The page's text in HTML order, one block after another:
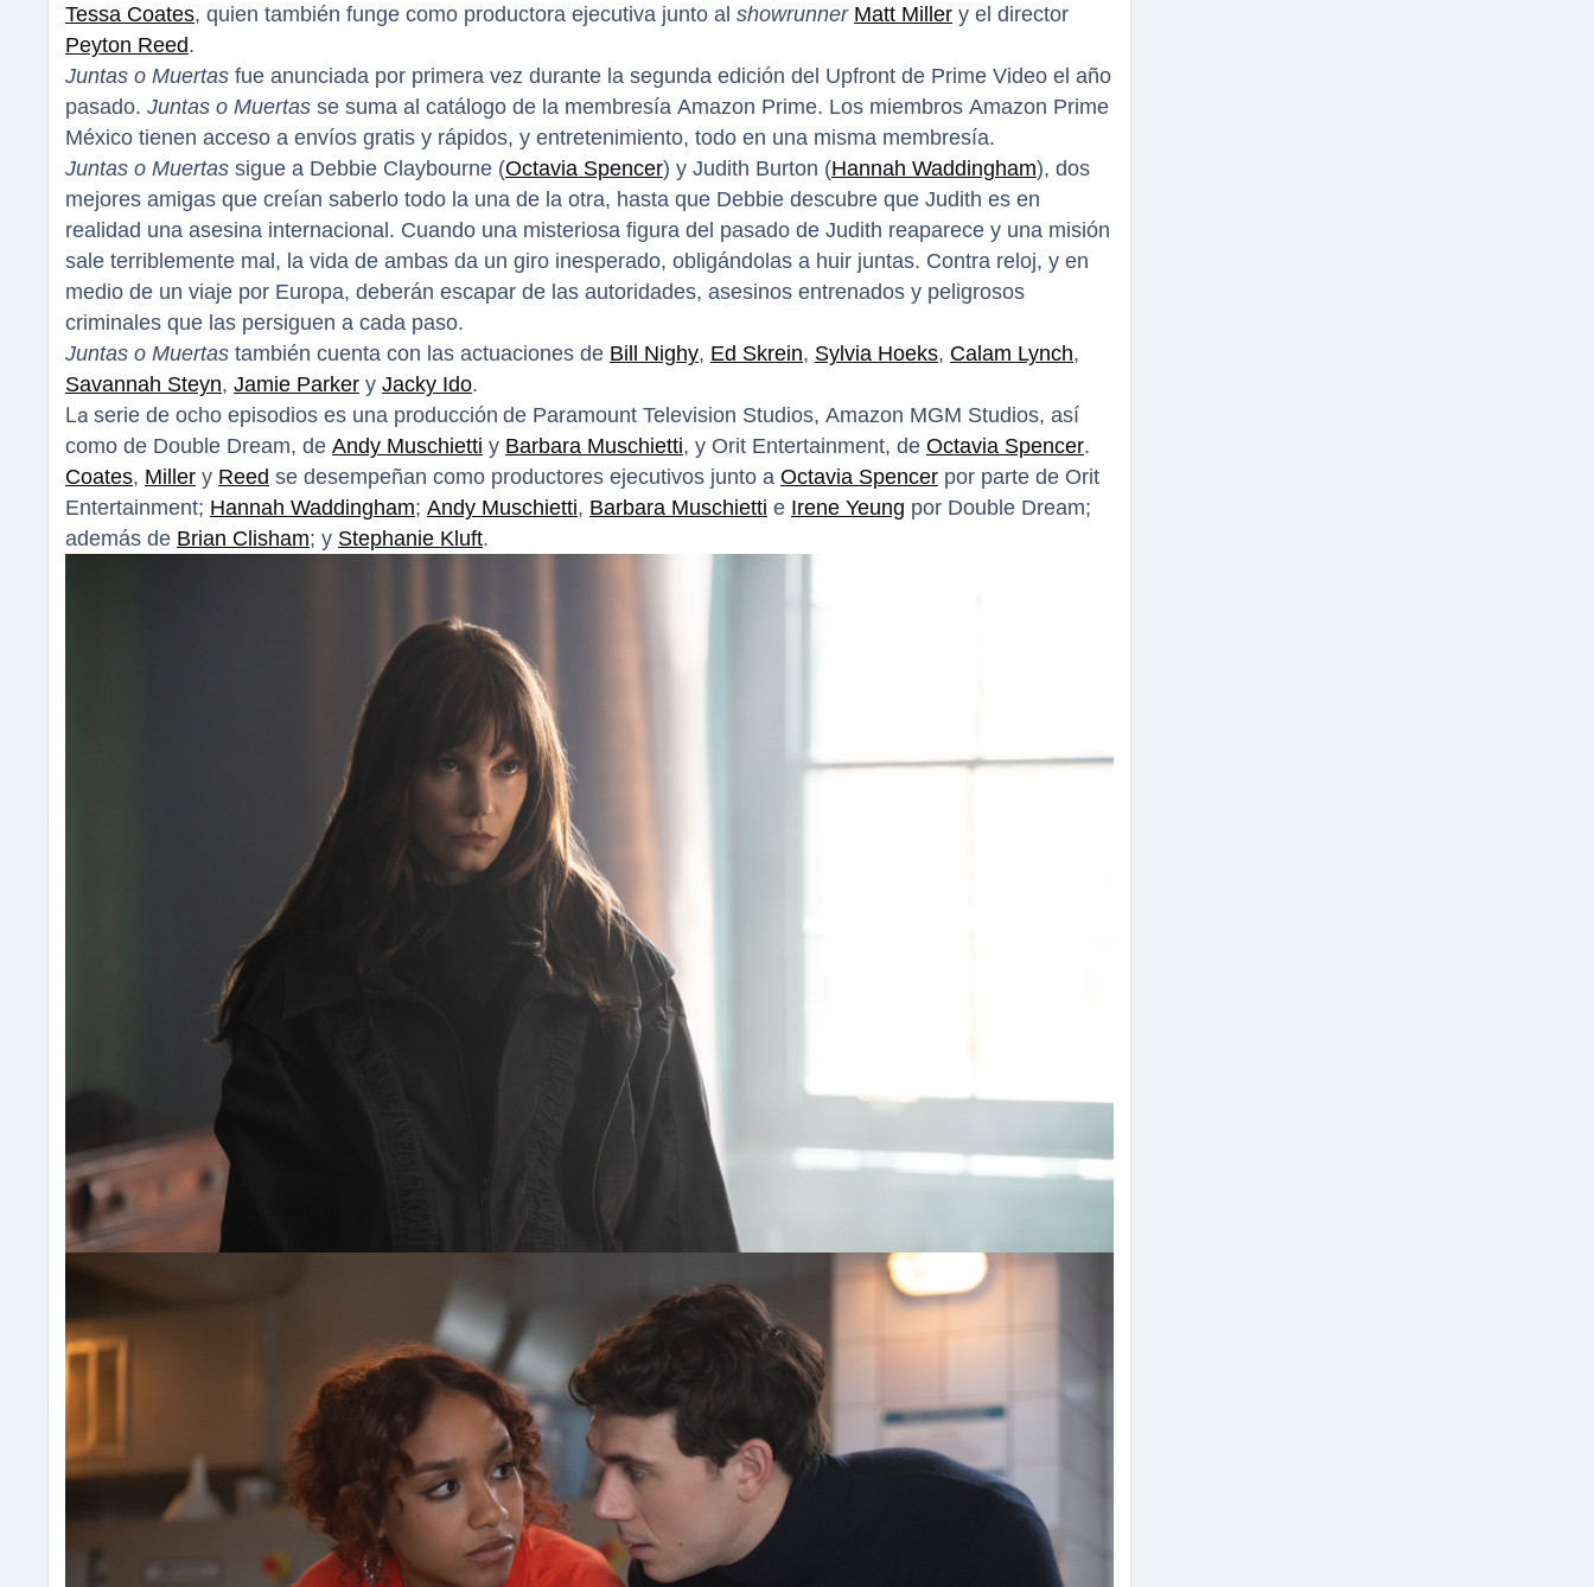
Tessa Coates, quien también funge como productora ejecutiva junto al showrunner Matt Miller y el director
Peyton Reed.
Juntas o Muertas fue anunciada por primera vez durante la segunda edición del Upfront de Prime Video el año
pasado. Juntas o Muertas se suma al catálogo de la membresía Amazon Prime. Los miembros Amazon Prime
México tienen acceso a envíos gratis y rápidos, y entretenimiento, todo en una misma membresía.
Juntas o Muertas sigue a Debbie Claybourne (Octavia Spencer) y Judith Burton (Hannah Waddingham), dos
mejores amigas que creían saberlo todo la una de la otra, hasta que Debbie descubre que Judith es en
realidad una asesina internacional. Cuando una misteriosa figura del pasado de Judith reaparece y una misión
sale terriblemente mal, la vida de ambas da un giro inesperado, obligándolas a huir juntas. Contra reloj, y en
medio de un viaje por Europa, deberán escapar de las autoridades, asesinos entrenados y peligrosos
criminales que las persiguen a cada paso.
Juntas o Muertas también cuenta con las actuaciones de Bill Nighy, Ed Skrein, Sylvia Hoeks, Calam Lynch,
Savannah Steyn, Jamie Parker y Jacky Ido.
La serie de ocho episodios es una producción de Paramount Television Studios, Amazon MGM Studios, así
como de Double Dream, de Andy Muschietti y Barbara Muschietti, y Orit Entertainment, de Octavia Spencer.
Coates, Miller y Reed se desempeñan como productores ejecutivos junto a Octavia Spencer por parte de Orit
Entertainment; Hannah Waddingham; Andy Muschietti, Barbara Muschietti e Irene Yeung por Double Dream;
además de Brian Clisham; y Stephanie Kluft.